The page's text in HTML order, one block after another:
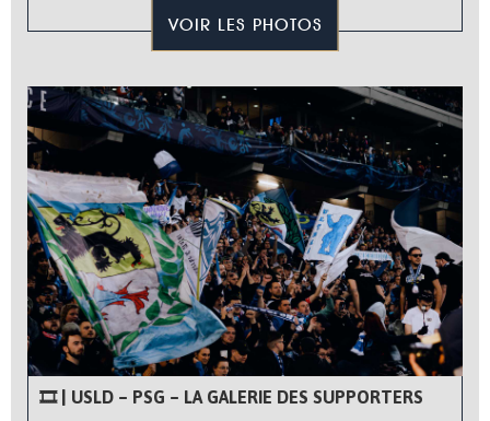
VOIR LES PHOTOS
🎞 | USLD – PSG – LA GALERIE DES SUPPORTERS